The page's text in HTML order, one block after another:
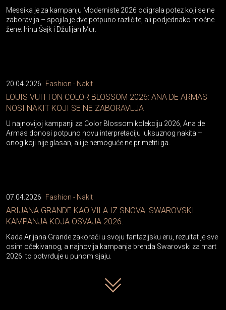
Messika je za kampanju Moderniste 2026 odigrala potez koji se ne
zaboravlja – spojila je dve potpuno različite, ali podjednako moćne
žene: Irinu Šajk i Džulijan Mur.
20.04.2026 Fashion - Nakit
LOUIS VUITTON COLOR BLOSSOM 2026: ANA DE ARMAS
NOSI NAKIT KOJI SE NE ZABORAVLJA
U najnovijoj kampanji za Color Blossom kolekciju 2026, Ana de
Armas donosi potpuno novu interpretaciju luksuznog nakita –
onog koji nije glasan, ali je nemoguće ne primetiti ga.
07.04.2026 Fashion - Nakit
ARIJANA GRANDE KAO VILA IZ SNOVA: SWAROVSKI
KAMPANJA KOJA OSVAJA 2026.
Kada Arijana Grande zakorači u svoju fantazijsku eru, rezultat je sve
osim očekivanog, a najnovija kampanja brenda Swarovski za mart
2026. to potvrđuje u punom sjaju.